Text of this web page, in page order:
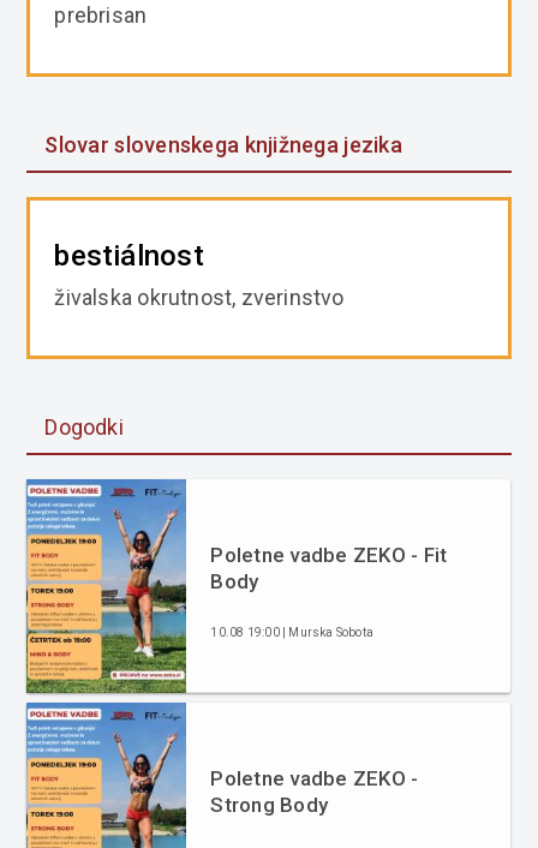
prebrisan
Slovar slovenskega knjižnega jezika
bestiálnost
živalska okrutnost, zverinstvo
Dogodki
Poletne vadbe ZEKO - Fit
Body
10.08 19:00 | Murska Sobota
Poletne vadbe ZEKO -
Strong Body